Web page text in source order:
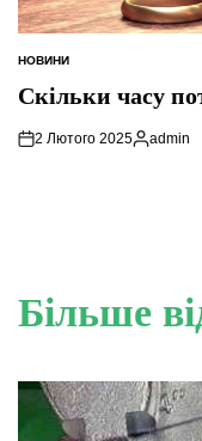
ОПУБЛІКУВАТИ
У
НОВИНИ
Скільки часу
2 Лютого 2025 admin
Більше